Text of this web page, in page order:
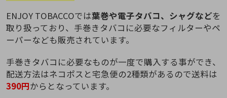
ENJOY TOBACCOでは葉巻や電子タバコ、シャグなどを
取り扱っており、手巻きタバコに必要なフィルターやペ
ーパーなども販売されています。
手巻きタバコに必要なものが一度で購入する事ができ、
配送方法はネコポスと宅急便の2種類があるので送料は
390円からとなっています。